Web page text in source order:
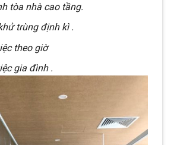
tòa nhà cao tầng.
trùng định kì .
theo giờ
gia đình .